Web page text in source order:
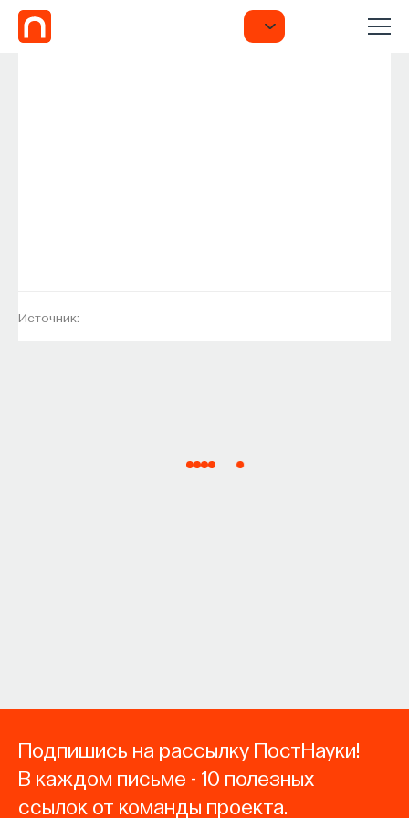
Источник:
Подпишись на рассылку ПостНауки!
В каждом письме - 10 полезных
ссылок от команды проекта.